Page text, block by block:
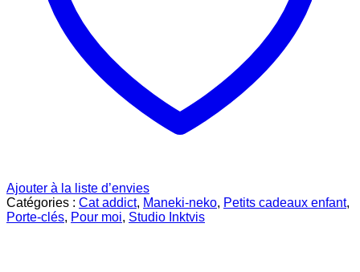
Ajouter à la liste d’envies
Catégories : Cat addict, Maneki-neko, Petits cadeaux enfant,
Porte-clés, Pour moi, Studio Inktvis